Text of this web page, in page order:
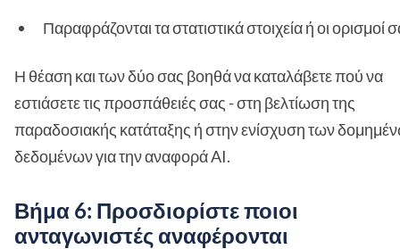
Παραφράζονται τα στατιστικά στοιχεία ή οι ορισμοί
Η θέαση και των δύο σας βοηθά να καταλάβετε πού να
εστιάσετε τις προσπάθειές σας - στη βελτίωση της
παραδοσιακής κατάταξης ή στην ενίσχυση των
δεδομένων για την αναφορά AI.
Βήμα 6: Προσδιορίστε ποιοι
ανταγωνιστές αναφέρονται